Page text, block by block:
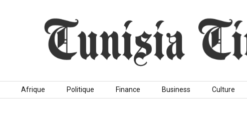
Afrique Politique Finance Business Culture